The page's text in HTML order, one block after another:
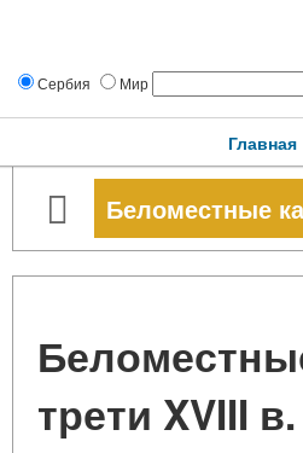
Сербия Мир
Главная
Беломестные
трети XVIII в.